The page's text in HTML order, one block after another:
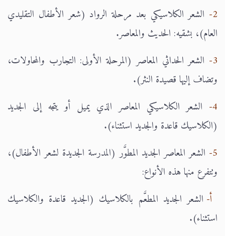
2- الشعر الكلاسيكي بعد مرحلة الرواد (شعر الأطفال التقليدي
العام)، بشقيه: الحديث والمعاصر.
3- الشعر الحداثي المعاصر (المرحلة الأولى: التجارب والمحاولات،
وتضاف إليها قصيدة النثر).
4-
الشعر الكلاسيكي المعاصر الذي يميل أو يتجه إلى الجديد
(الكلاسيك قاعدة والجديد استثناء).
5- الشعر المعاصر الجديد المطوَّر (المدرسة الجديدة لشعر الأطفال)،
وتتفرع منها هذه الأنواع:
أ- الشعر الجديد المطعَّم بالكلاسيك (الجديد قاعدة والكلاسيك
استثناء).